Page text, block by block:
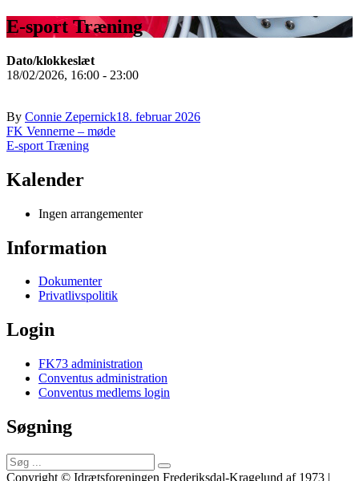
E-sport Træning
Dato/klokkeslæt
18/02/2026, 16:00 - 23:00
By Connie Zepernick18. februar 2026
Indlægsnavigation
FK Vennerne – møde
E-sport Træning
Kalender
Ingen arrangementer
Information
Dokumenter
Privatlivspolitik
Login
FK73 administration
Conventus administration
Conventus medlems login
Søgning
Søg
efter:
Copyright © Idrætsforeningen Frederiksdal-Kragelund af 1973 |